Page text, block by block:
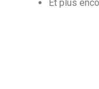
Et plus